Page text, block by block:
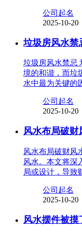
公司起名
2025-10-20
垃圾房风水禁
垃圾房风水禁忌
境的和谐，而垃
水中最为关键的
公司起名
2025-10-20
风水布局破财
风水布局破财风
风水。本文将深
局或设计，导致
公司起名
2025-10-20
风水摆件被